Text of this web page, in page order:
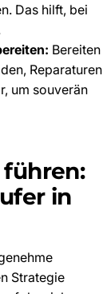
Das hilft, bei
Bereiten
Reparaturen
um souverän
in
Strategie